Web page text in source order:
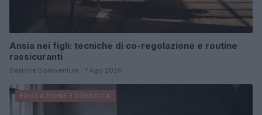
Ansia nei figli: tecniche di co-regolazione e routine
rassicuranti
Beatrice Bonaventura · 7 Ago 2026
EDUCAZIONE E CRESCITA